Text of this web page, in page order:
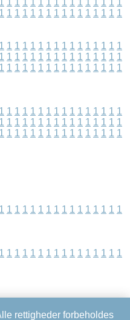
1 1 1 1 1 1 1 1 1 1 1 1 1 1 1 1
1 1 1 1 1 1 1 1 1 1 1 1 1 1 1 1
1 1 1 1 1 1 1 1 1 1 1 1 1 1 1 1
1 1 1 1 1 1 1 1 1 1 1 1 1 1 1 1
1 1 1 1 1 1 1 1 1 1 1 1 1 1 1 1
1 1 1 1 1 1 1 1 1 1 1 1 1 1 1 1
1 1 1 1 1 1 1 1 1 1 1 1 1 1 1 1
1 1 1 1 1 1 1 1 1 1 1 1 1 1 1 1
1 1 1 1 1 1 1 1 1 1 1 1 1 1 1 1
1 1 1 1 1 1 1 1 1 1 1 1 1 1 1 1
rettigheder forbeholdes